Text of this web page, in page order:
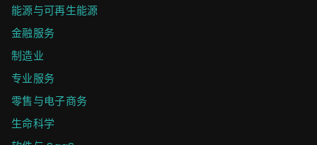
能源与可再生能源
金融服务
制造业
专业服务
零售与电子商务
生命科学